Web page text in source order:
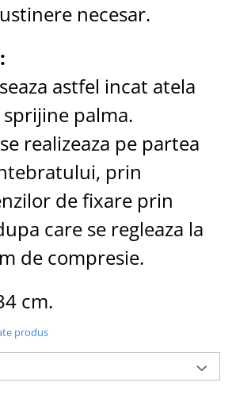
necesar.
astfel incat atela
palma.
realizeaza pe partea
prin
de fixare prin
care se regleaza la
de compresie.
cm.
produs